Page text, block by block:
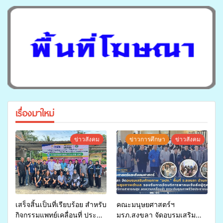
เรื่องมาใหม่
ข่าวสังคม
เสร็จสิ้นเป็นที่เรียบร้อย สำหรับ
กิจกรรมแพทย์เคลื่อนที่ ประจำ
ข่าวการศึกษา ข่าวสังคม
คณะมนุษยศาสตร์ฯ
มรภ.สงขลา จัดอบรมเสริม